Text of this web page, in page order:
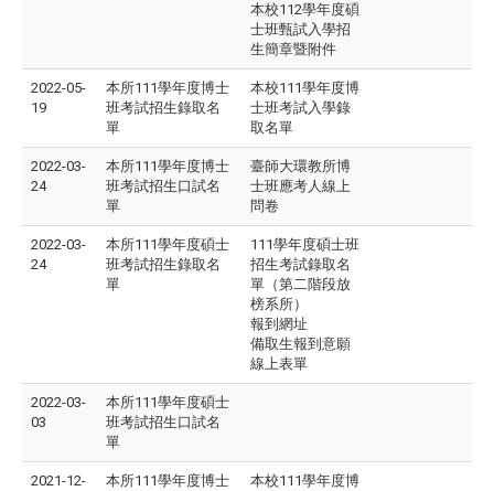
本校112學年度碩
士班甄試入學招
生簡章暨附件
2022-05-
19
本所111學年度博士
班考試招生錄取名
單
本校111學年度博
士班考試入學錄
取名單
2022-03-
24
本所111學年度博士
班考試招生口試名
單
臺師大環教所博
士班應考人線上
問卷
2022-03-
24
本所111學年度碩士
班考試招生錄取名
單
111學年度碩士班
招生考試錄取名
單（第二階段放
榜系所）
報到網址
備取生報到意願
線上表單
2022-03-
03
本所111學年度碩士
班考試招生口試名
單
2021-12-
本所111學年度博士
本校111學年度博